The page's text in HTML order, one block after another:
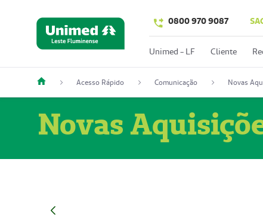
0800 970 9087
Unimed - LF Cliente
Acesso Rápido Comunicação Novas
Novas